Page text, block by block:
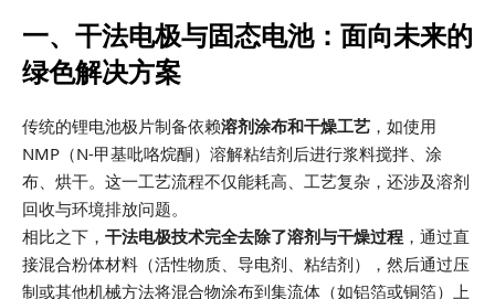
一、干法电极与固态电池：面向未来的
绿色解决方案
传统的锂电池极片制备依赖溶剂涂布和干燥工艺 ，如使用
NMP（N-甲基吡咯烷酮）溶解粘结剂后进行浆料搅拌、涂
布、烘干。这一工艺流程不仅能耗高、工艺复杂，还涉及溶剂
回收与环境排放问题。
相比之下， 干法电极技术完全去除了溶剂与干燥过程 ，通过直
接混合粉体材料（活性物质、导电剂、粘结剂），然后通过压
制或其他机械方法将混合物涂布到集流体（如铝箔或铜箔）上